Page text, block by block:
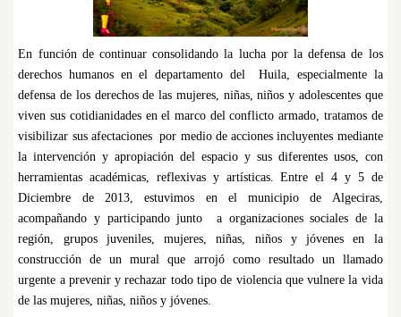
En función de continuar consolidando la lucha por la defensa de los
derechos humanos en el departamento del Huila, especialmente la
defensa de los derechos de las mujeres, niñas, niños y adolescentes que
viven sus cotidianidades en el marco del conflicto armado, tratamos de
visibilizar sus afectaciones por medio de acciones incluyentes mediante
la intervención y apropiación del espacio y sus diferentes usos, con
herramientas académicas, reflexivas y artísticas. Entre el 4 y 5 de
Diciembre de 2013, estuvimos en el municipio de Algeciras,
acompañando y participando junto a organizaciones sociales de la
región, grupos juveniles, mujeres, niñas, niños y jóvenes en la
construcción de un mural que arrojó como resultado un llamado
urgente a prevenir y rechazar todo tipo de violencia que vulnere la vida
de las mujeres, niñas, niños y jóvenes.